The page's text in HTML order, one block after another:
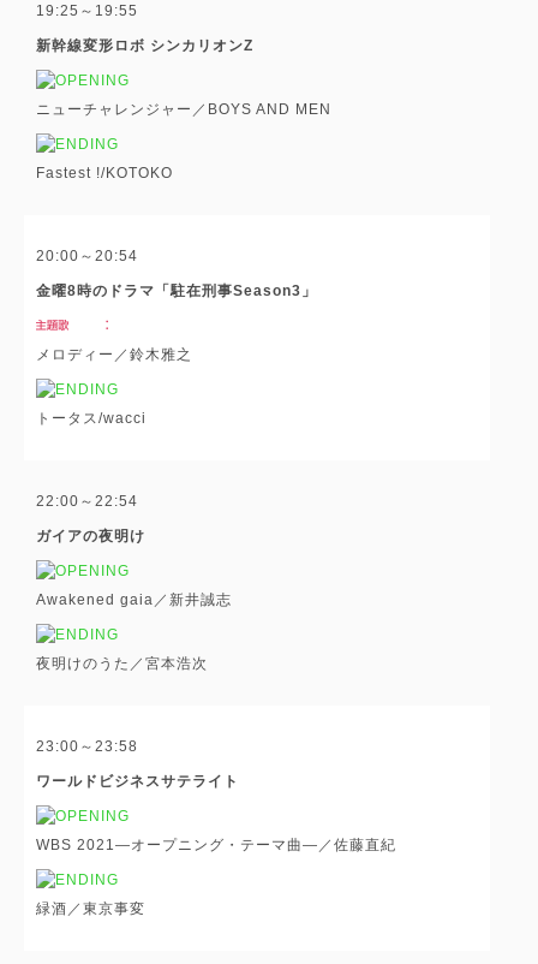
19:25～19:55
新幹線変形ロボ シンカリオンZ
ニューチャレンジャー／BOYS AND MEN
Fastest !/KOTOKO
20:00～20:54
金曜8時のドラマ「駐在刑事Season3」
メロディー／鈴木雅之
トータス/wacci
22:00～22:54
ガイアの夜明け
Awakened gaia／新井誠志
夜明けのうた／宮本浩次
23:00～23:58
ワールドビジネスサテライト
WBS 2021―オープニング・テーマ曲―／佐藤直紀
緑酒／東京事変